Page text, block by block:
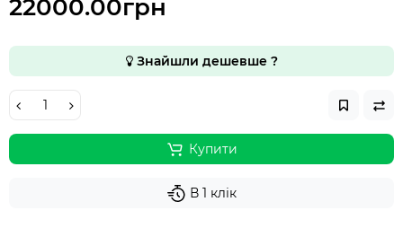
22000.00грн
Знайшли дешевше ?
Купити
В 1 клік